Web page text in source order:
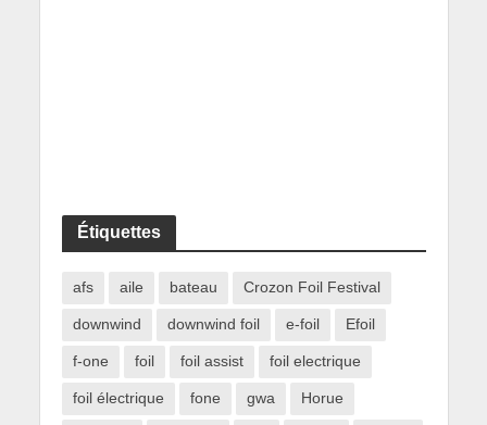
Étiquettes
afs aile bateau Crozon Foil Festival
downwind downwind foil e-foil Efoil
f-one foil foil assist foil electrique
foil électrique fone gwa Horue